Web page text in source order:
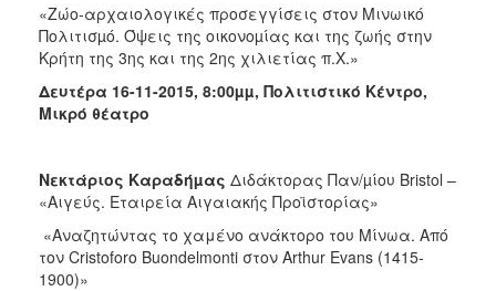
«Ζώο-αρχαιολογικές προσεγγίσεις στον Μινωικό
Πολιτισµό. Όψεις της οικονοµίας και της ζωής στην
Κρήτη της 3ης και της 2ης χιλιετίας π.Χ.»
Δευτέρα 16-11-2015, 8:00µµ, Πολιτιστικό Κέντρο,
Μικρό θέατρο
Νεκτάριος Καραδήµας Διδάκτορας Παν/µίου Bristol –
«Αιγεύς. Εταιρεία Αιγαιακής Προϊστορίας»
«Αναζητώντας το χαμένο ανάκτορο του Μίνωα. Από
τον Cristoforo Buondelmonti στον Arthur Evans (1415-
1900)»